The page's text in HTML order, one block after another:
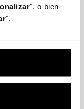
", o bien
".
de nuevo y